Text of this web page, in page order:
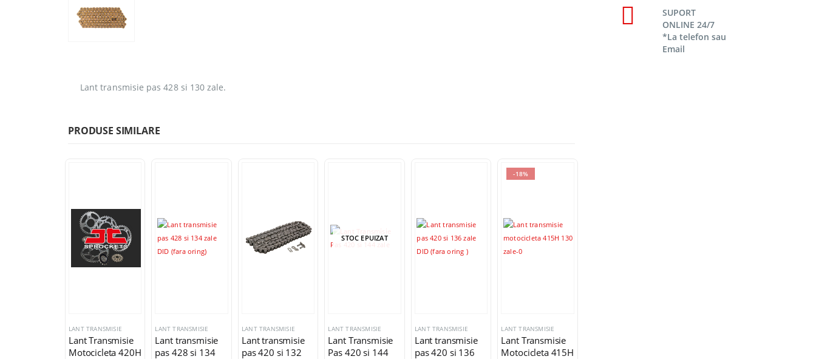
Lant transmisie pas 428 si 130 zale.
PRODUSE SIMILARE
LANT TRANSMISIE
Lant Transmisie
Motocicleta 420H
LANT TRANSMISIE
Lant transmisie
pas 428 si 134
LANT TRANSMISIE
Lant transmisie
pas 420 si 132
STOC EPUIZAT
LANT TRANSMISIE
Lant Transmisie
Pas 420 si 144
LANT TRANSMISIE
Lant transmisie
pas 420 si 136
-18%
LANT TRANSMISIE
Lant Transmisie
Motocicleta 415H
SUPORT
ONLINE 24/7
*La telefon sau
Email